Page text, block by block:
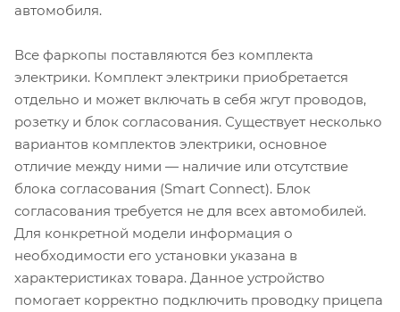
автомобиля.
Все фаркопы поставляются без комплекта
электрики. Комплект электрики приобретается
отдельно и может включать в себя жгут проводов,
розетку и блок согласования. Существует несколько
вариантов комплектов электрики, основное
отличие между ними — наличие или отсутствие
блока согласования (Smart Connect). Блок
согласования требуется не для всех автомобилей.
Для конкретной модели информация о
необходимости его установки указана в
характеристиках товара. Данное устройство
помогает корректно подключить проводку прицепа